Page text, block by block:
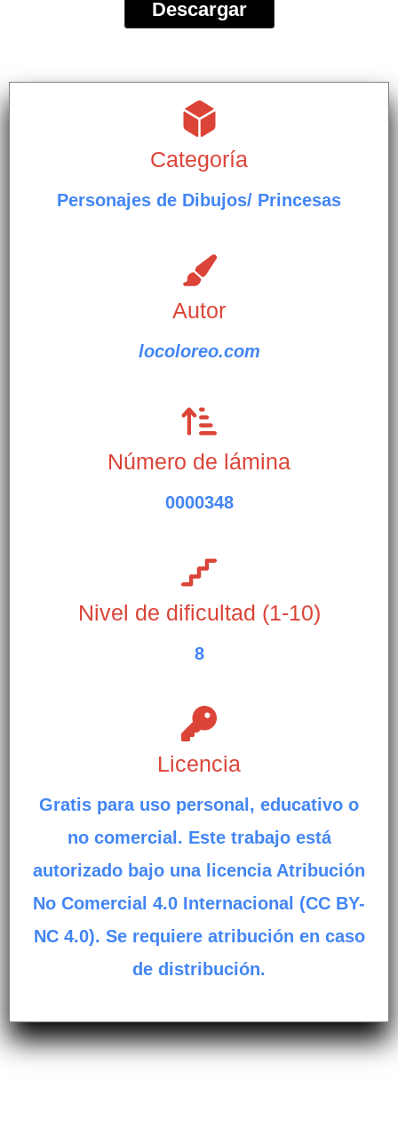
Descargar
Categoría
Personajes de Dibujos/ Princesas
Autor
locoloreo.com
Número de lámina
0000348
Nivel de dificultad (1-10)
8
Licencia
Gratis para uso personal, educativo o
no comercial. Este trabajo está
autorizado bajo una licencia Atribución
No Comercial 4.0 Internacional (CC BY-
NC 4.0). Se requiere atribución en caso
de distribución.